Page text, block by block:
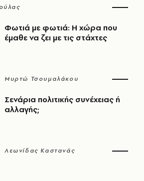
Φωτιά με φωτιά: Η χώρα που
έμαθε να ζει με τις στάχτες
Μυρτώ Τσουμαλάκου
Σενάρια πολιτικής συνέχειας ή
αλλαγής;
Λεωνίδας Καστανάς